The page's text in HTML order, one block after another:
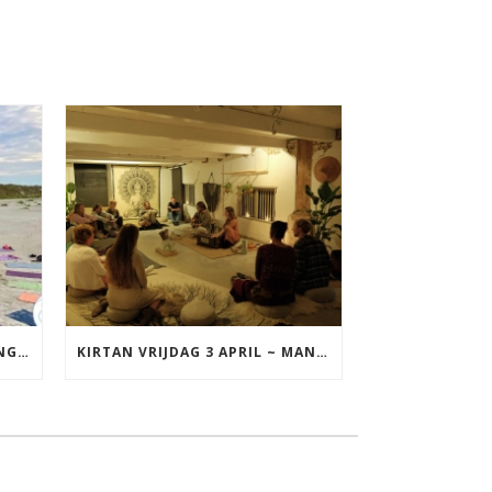
YOGA VAKANTIE TERSCHELLING 17 T/M 19 JULI KIRTAN VRIJDAG 3 APRIL ~ MANTRAZINGEN MET DIEDERICK IN LEEUWARDEN